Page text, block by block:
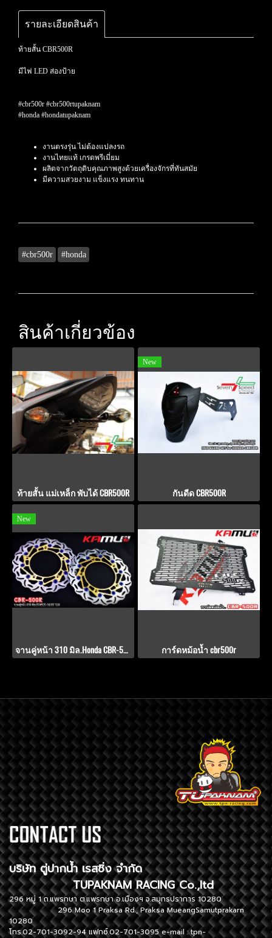
รายละเอียดสินค้า
ท้ายสั้น CBR500R
มีไฟ LED ส่องป้าย
#cbr500r #cbr500rtupaknam
#honda #hondatupaknam
งานตรงรุ่น ไม่ต้องแปลงรถ
งานไทยแท้ เกรดพรีเมี่ยม
ผลิตจากวัตถุดิบคุณภาพสูงด้วยเครื่องจักรที่ทันสมัย
มีความสวยงาม แข็งแรง ทนทาน
#cbr500r #honda
สินค้าเกี่ยวข้อง
ท้ายสั้น แม่เหล็ก พับได้ CBR500R
New
กันดีด CBR500R
New
จานคู่หน้า 310 มิล.Honda CBR-500R POWER-SLOT V.3 การ์ดหม้อน้ำ cbr500r
บริษัท ตู่ปากน้ำ เรสซิ่ง จำกัด
TUPAKNAM RACING Co.,ltd
296 หมู่ 1 ถ.แพรกษา ต.แพรกษา อ.เมืองฯ จ.สมุทรปราการ 10280
296 Moo 1 Praksa Rd., Praksa MueangSamutprakarn
10280
โทร.02-701-3092-94 แฟกซ์.02-701-3095 e-mail :tpn-